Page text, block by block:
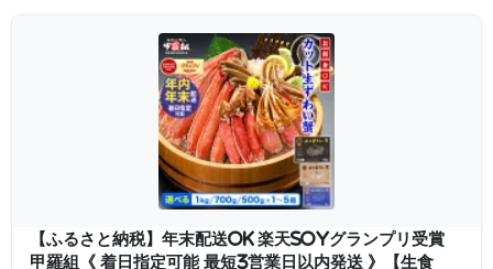
【ふるさと納税】年末配送OK 楽天SOYグランプリ受賞
甲羅組《 着日指定可能 最短3営業日以内発送 》【生食